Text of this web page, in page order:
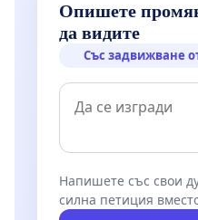
Опишете
да видите
Със задвижване
Напишете със свои
силна петиция